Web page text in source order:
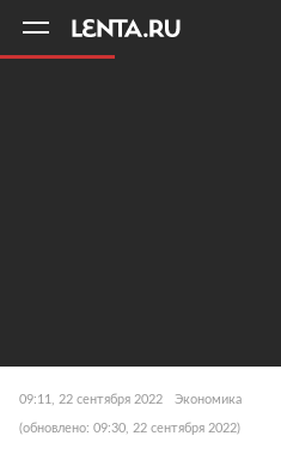
09:11, 22 сентября 2022 Экономика
(обновлено: 09:30, 22 сентября 2022)